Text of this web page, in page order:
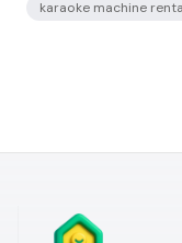
karaoke machine